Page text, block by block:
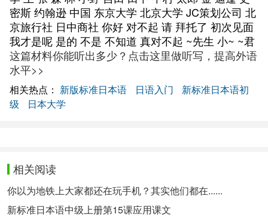
密斯 约翰逊 中国 东京大学 北京大学 JC策划公司 北
京旅行社 日中商社 你好 对不起 请 拜托了 初次见面
我才是呢 是的 不是 不知道 真对不起 ~先生 小~ ~君
这篇材料你能听出多少？点击这里做听写，提高外语
水平>>
相关热点： 新版标准日本语 日语入门
新标准日本语初
级
日本大学
相关阅读
你以为地铁上大家都还在玩手机？其实他们都在......
新标准日本语中级上册第15课应用课文